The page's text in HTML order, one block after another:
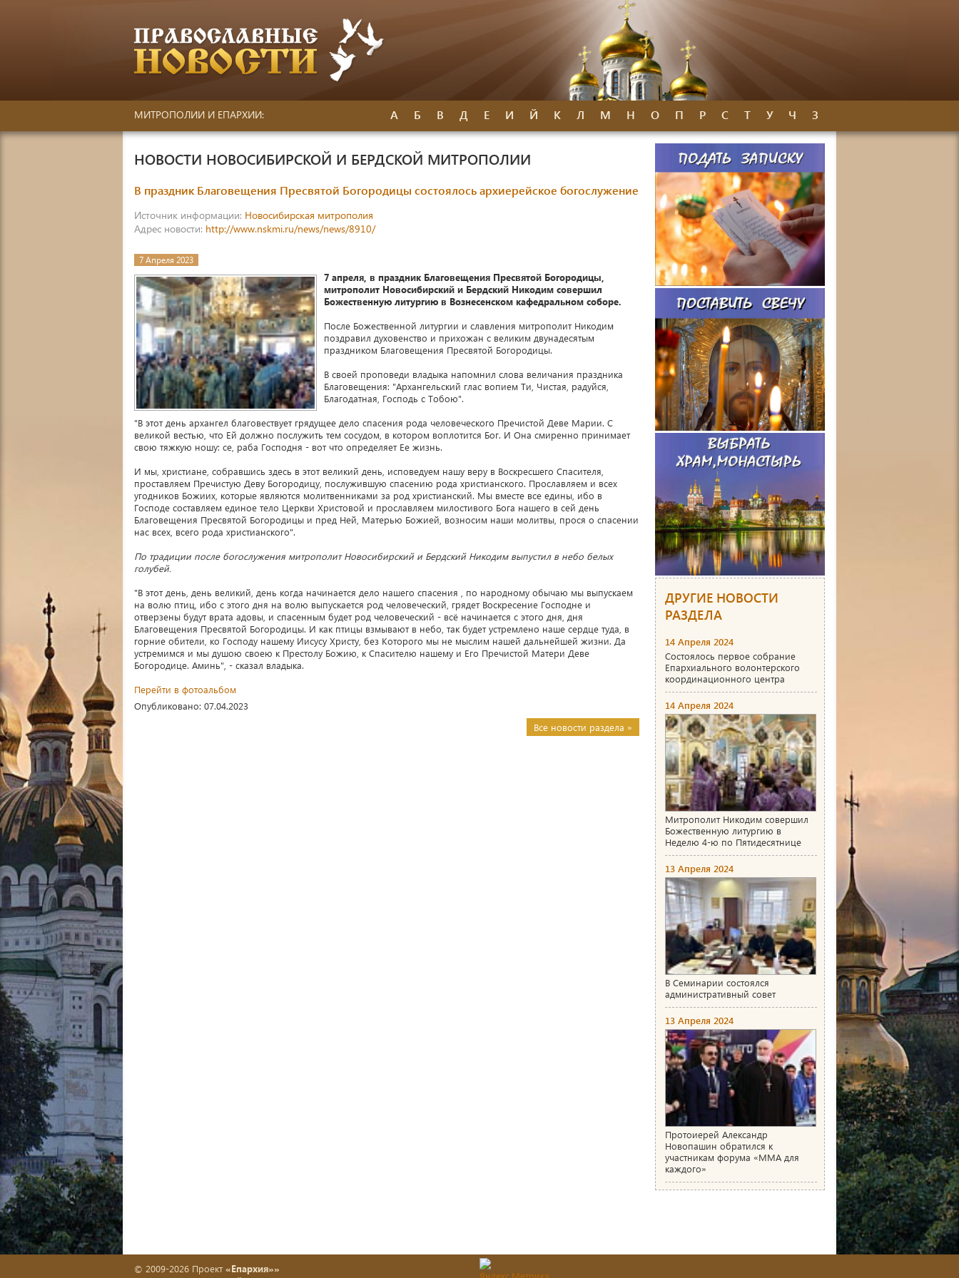
МИТРОПОЛИИ И ЕПАРХИИ: А Б В Д Е И Й К Л М Н О П Р С Т У Ч З
НОВОСТИ НОВОСИБИРСКОЙ И БЕРДСКОЙ МИТРОПОЛИИ
В праздник Благовещения Пресвятой Богородицы состоялось архиерейское богослужение
Источник информации: Новосибирская митрополия
Адрес новости: http://www.nskmi.ru/news/news/8910/
7 Апреля 2023
7 апреля, в праздник Благовещения Пресвятой Богородицы,
митрополит Новосибирский и Бердский Никодим совершил
Божественную литургию в Вознесенском кафедральном соборе.
После Божественной литургии и славления митрополит Никодим
поздравил духовенство и прихожан с великим двунадесятым
праздником Благовещения Пресвятой Богородицы.
В своей проповеди владыка напомнил слова величания праздника
Благовещения: "Архангельский глас вопием Ти, Чистая, радуйся,
Благодатная, Господь с Тобою".
"В этот день архангел благовествует грядущее дело спасения рода человеческого Пречистой Деве Марии. С
великой вестью, что Ей должно послужить тем сосудом, в котором воплотится Бог. И Она смиренно принимает
свою тяжкую ношу: се, раба Господня - вот что определяет Ее жизнь.
И мы, христиане, собравшись здесь в этот великий день, исповедуем нашу веру в Воскресшего Спасителя,
проставляем Пречистую Деву Богородицу, послужившую спасению рода христианского. Прославляем и всех
угодников Божиих, которые являются молитвенниками за род христианский. Мы вместе все едины, ибо в
Господе составляем единое тело Церкви Христовой и прославляем милостивого Бога нашего в сей день
Благовещения Пресвятой Богородицы и пред Ней, Матерью Божией, возносим наши молитвы, прося о спасении
нас всех, всего рода христианского".
По традиции после богослужения митрополит Новосибирский и Бердский Никодим выпустил в небо белых
голубей.
"В этот день, день великий, день когда начинается дело нашего спасения , по народному обычаю мы выпускаем
на волю птиц, ибо с этого дня на волю выпускается род человеческий, грядет Воскресение Господне и
отверзены будут врата адовы, и спасенным будет род человеческий - всё начинается с этого дня, дня
Благовещения Пресвятой Богородицы. И как птицы взмывают в небо, так будет устремлено наше сердце туда, в
горние обители, ко Господу нашему Иисусу Христу, без Которого мы не мыслим нашей дальнейшей жизни. Да
устремимся и мы душою своею к Престолу Божию, к Спасителю нашему и Его Пречистой Матери Деве
Богородице. Аминь", - сказал владыка.
Перейти в фотоальбом
Опубликовано: 07.04.2023
Все новости раздела »
ДРУГИЕ НОВОСТИ
РАЗДЕЛА
14 Апреля 2024
Состоялось первое собрание
Епархиального волонтерского
координационного центра
14 Апреля 2024
Митрополит Никодим совершил
Божественную литургию в
Неделю 4-ю по Пятидесятнице
13 Апреля 2024
В Семинарии состоялся
административный совет
13 Апреля 2024
Протоиерей Александр
Новопашин обратился к
участникам форума «ММА для
каждого»
© 2009-2026 Проект «Епархия»»